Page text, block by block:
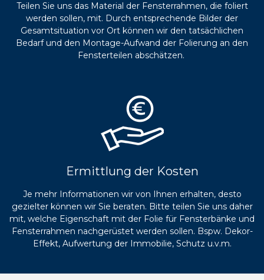
Teilen Sie uns das Material der Fensterrahmen, die foliert
werden sollen, mit. Durch entsprechende Bilder der
Gesamtsituation vor Ort können wir den tatsächlichen
Bedarf und den Montage-Aufwand der Folierung an den
Fensterteilen abschätzen.
Ermittlung der Kosten
Je mehr Informationen wir von Ihnen erhalten, desto
gezielter können wir Sie beraten. Bitte teilen Sie uns daher
mit, welche Eigenschaft mit der Folie für Fensterbänke und
Fensterrahmen nachgerüstet werden sollen. Bspw. Dekor-
Effekt, Aufwertung der Immobilie, Schutz u.v.m.